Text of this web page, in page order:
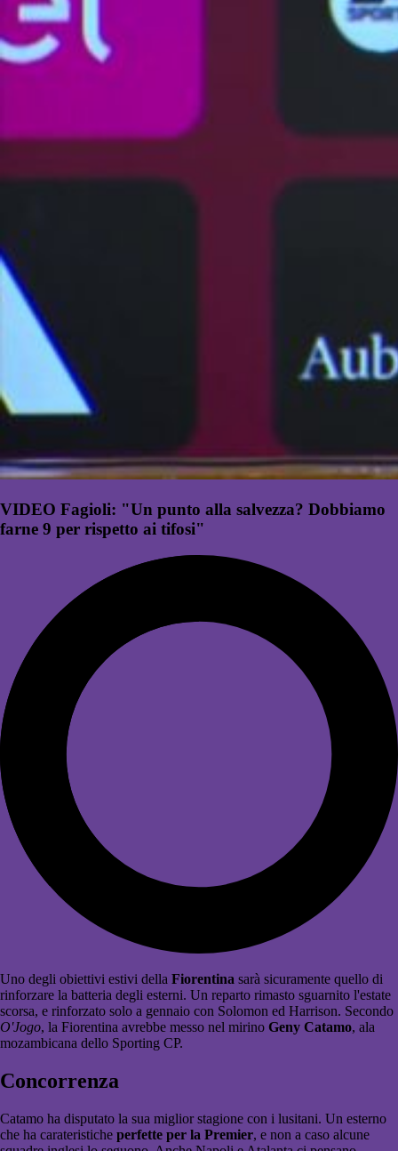
VIDEO Fagioli: "Un punto alla salvezza? Dobbiamo
farne 9 per rispetto ai tifosi"
Uno degli obiettivi estivi della Fiorentina sarà sicuramente quello di
rinforzare la batteria degli esterni. Un reparto rimasto sguarnito l'estate
scorsa, e rinforzato solo a gennaio con Solomon ed Harrison. Secondo
O'Jogo, la Fiorentina avrebbe messo nel mirino Geny Catamo, ala
mozambicana dello Sporting CP.
Concorrenza
Catamo ha disputato la sua miglior stagione con i lusitani. Un esterno
che ha carateristiche perfette per la Premier, e non a caso alcune